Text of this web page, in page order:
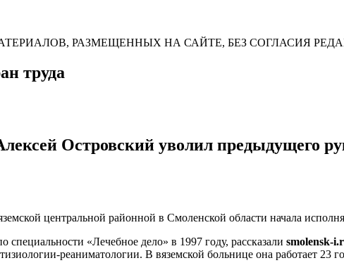
РАЗМЕЩЕННЫХ НА САЙТЕ, БЕЗ СОГЛАСИЯ
труда
Островский уволил предыдущего
центральной районной в Смоленской области начала
«Лечебное дело» в 1997 году, рассказали smolensk-
реаниматологии. В вяземской больнице она работает 23